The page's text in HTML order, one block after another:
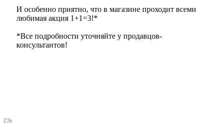
И особенно приятно, что в магазине проходит всеми
любимая акция 1+1=3!*
*Все подробности уточняйте у продавцов-
консультантов!